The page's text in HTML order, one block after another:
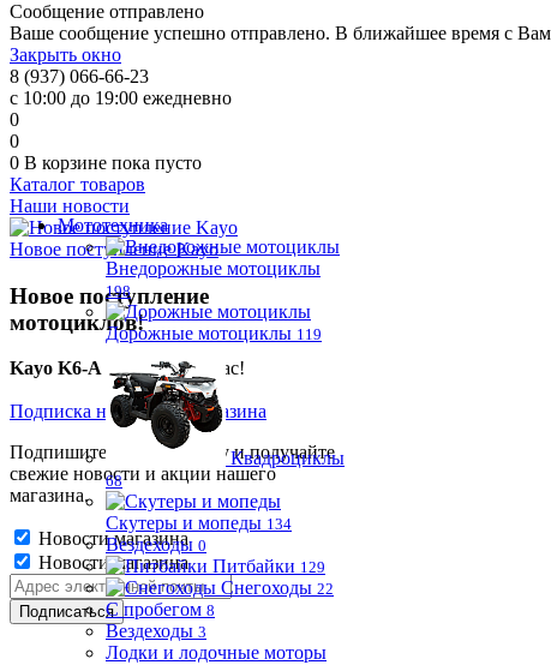
Сообщение отправлено
Ваше сообщение успешно отправлено. В ближайшее время с
Закрыть окно
8 (937) 066-66-23
с 10:00 до 19:00 ежедневно
0
0
0 В корзине пока пусто
Каталог товаров
Мототехника
Внедорожные мотоциклы
198
Дорожные мотоциклы 119
Квадроциклы
68
Скутеры и мопеды 134
Вездеходы 0
Питбайки 129
Снегоходы 22
С пробегом 8
Вездеходы 3
Лодки и лодочные моторы
Наши новости
Новое поступление Kayo
Новое поступление
мотоциклов!
Kayo K6-A в наличии у нас!
Подписка на новости магазина
Подпишитесь на рассылку и получайте
свежие новости и акции нашего
магазина.
Новости магазина
Новости магазина